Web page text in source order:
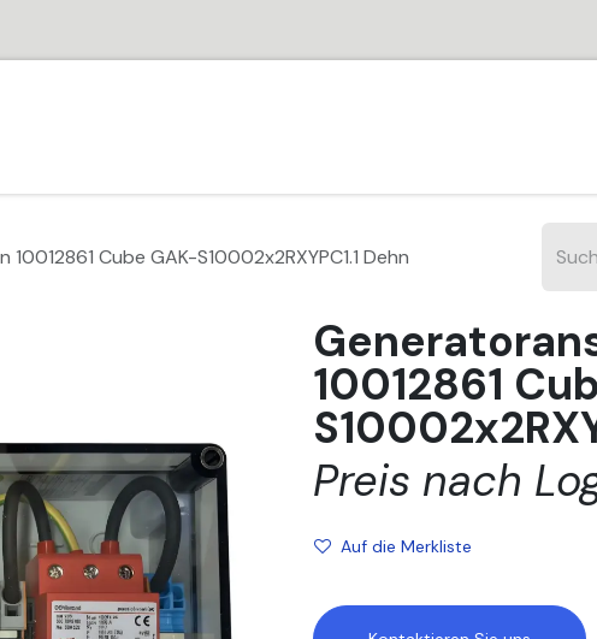
Cube GAK-S10002x2RXYPC1.1 Dehn
10012861
Preis nach
Auf die Merkliste